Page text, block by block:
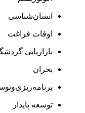
انسان‌شناسی
اوقات فراغت
بازاریابی
بحران
توسعه پایدار